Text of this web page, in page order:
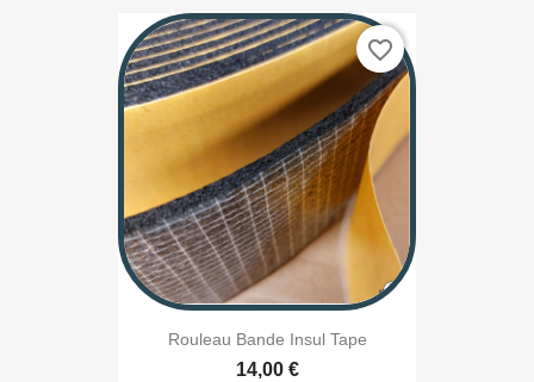
Rouleau Bande Insul Tape
14,00 €
favorite_border